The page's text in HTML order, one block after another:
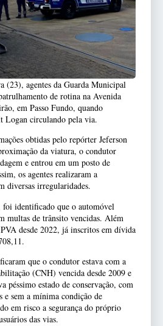
(23), agentes da Guarda Municipal
de rotina na Avenida
em Passo Fundo, quando
Logan circulando pela via.
obtidas pelo repórter Jeferson
da viatura, o condutor
e entrou em um posto de
os agentes realizaram a
diversas irregularidades.
foi identificado que o automóvel
multas de trânsito vencidas. Além
desde 2022, já inscritos em dívida
que o condutor estava com a
(CNH) vencida desde 2009 e
péssimo estado de conservação, com
e sem a mínima condição de
em risco a segurança do próprio
das vias.